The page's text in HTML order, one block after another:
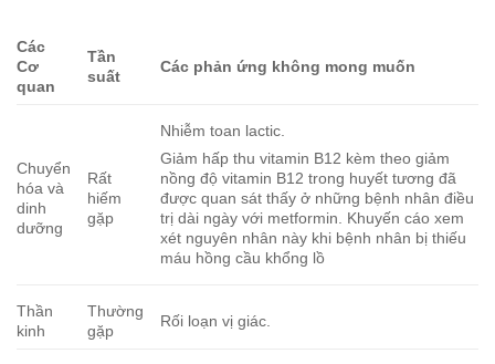
Các
Cơ
quan
Tần
suất
Các phản ứng không mong muốn
Chuyển
hóa và
dinh
dưỡng
Rất
hiếm
gặp
Nhiễm toan lactic.
Giảm hấp thu vitamin B12 kèm theo giảm
nồng độ vitamin B12 trong huyết tương đã
được quan sát thấy ở những bệnh nhân điều
trị dài ngày với metformin. Khuyến cáo xem
xét nguyên nhân này khi bệnh nhân bị thiếu
máu hồng cầu khổng lồ
Thần
kinh
Thường
gặp
Rối loạn vị giác.